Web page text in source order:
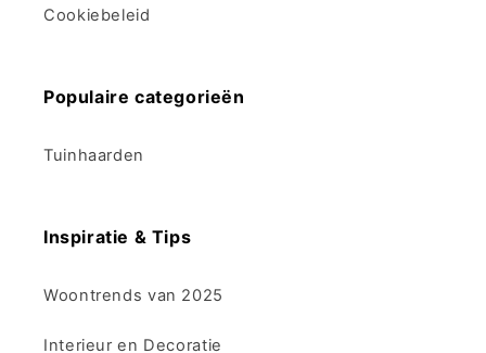
Cookiebeleid
Populaire categorieën
Tuinhaarden
Inspiratie & Tips
Woontrends van 2025
Interieur en Decoratie